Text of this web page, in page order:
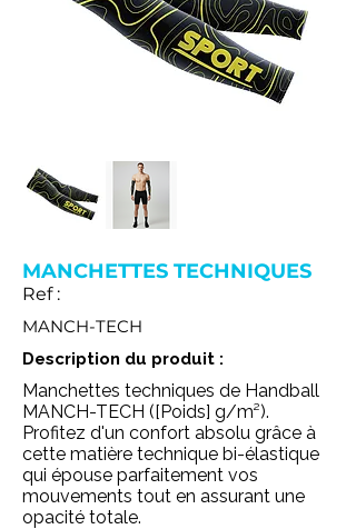
MANCHETTES TECHNIQUES
Ref :
MANCH-TECH
Description du produit :
Manchettes techniques de Handball
MANCH-TECH ([Poids] g/m²).
Profitez d'un confort absolu grâce à
cette matière technique bi-élastique
qui épouse parfaitement vos
mouvements tout en assurant une
opacité totale.